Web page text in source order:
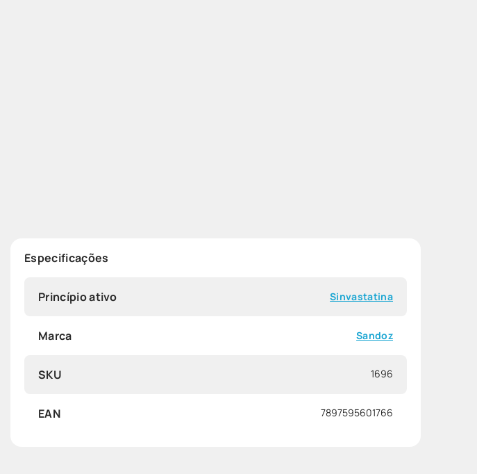
Especificações
Princípio ativo Sinvastatina
Marca Sandoz
SKU 1696
EAN 7897595601766